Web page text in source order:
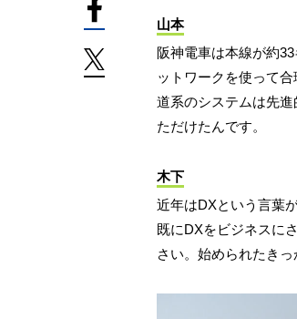
山本
阪神電車は本線が約
ットワークを使って
道系のシステムは先
ただけたんです。
木下
近年はDXという言葉
既にDXをビジネスに
さい。始められたきっ